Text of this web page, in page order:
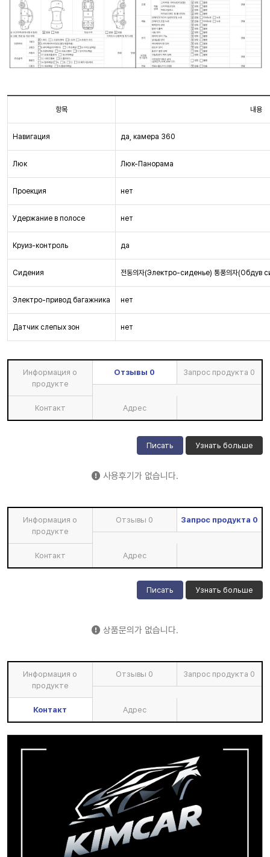
항목 내용
Навигация да, камера 360
Люк Люк-Панорама
Проекция нет
Удержание в полосе нет
Круиз-контроль да
Сидения 전동의자(Электро-сиденье) 통풍의자(Обдув
Электро-привод багажника нет
Датчик слепых зон нет
Информация о
продукте
Отзывы 0 Запрос продукта 0
Контакт Адрес
Писать Узнать больше
사용후기가 없습니다.
Информация о
продукте
Отзывы 0 Запрос продукта 0
Контакт Адрес
Писать Узнать больше
상품문의가 없습니다.
Информация о
продукте
Отзывы 0 Запрос продукта 0
Контакт Адрес